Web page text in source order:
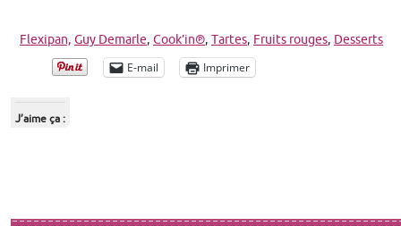
Flexipan, Guy Demarle, Cook’in®, Tartes, Fruits rouges, Desserts
E-mail Imprimer
J’aime ça :